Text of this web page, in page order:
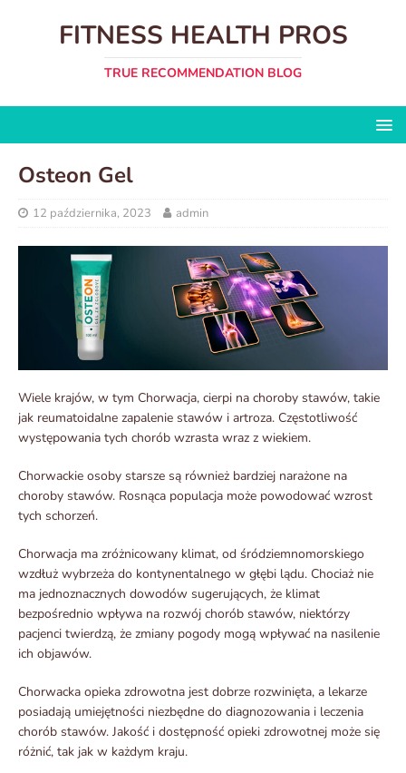
FITNESS HEALTH PROS
TRUE RECOMMENDATION BLOG
Osteon Gel
12 października, 2023 admin
Wiele krajów, w tym Chorwacja, cierpi na choroby stawów, takie
jak reumatoidalne zapalenie stawów i artroza. Częstotliwość
występowania tych chorób wzrasta wraz z wiekiem.
Chorwackie osoby starsze są również bardziej narażone na
choroby stawów. Rosnąca populacja może powodować wzrost
tych schorzeń.
Chorwacja ma zróżnicowany klimat, od śródziemnomorskiego
wzdłuż wybrzeża do kontynentalnego w głębi lądu. Chociaż nie
ma jednoznacznych dowodów sugerujących, że klimat
bezpośrednio wpływa na rozwój chorób stawów, niektórzy
pacjenci twierdzą, że zmiany pogody mogą wpływać na nasilenie
ich objawów.
Chorwacka opieka zdrowotna jest dobrze rozwinięta, a lekarze
posiadają umiejętności niezbędne do diagnozowania i leczenia
chorób stawów. Jakość i dostępność opieki zdrowotnej może się
różnić, tak jak w każdym kraju.